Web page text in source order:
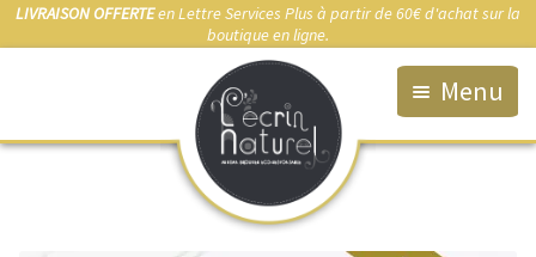
LIVRAISON OFFERTEen Lettre Services Plus à partir de 60€ d'achat sur la
boutique en ligne.
Menu
Accueil
La Boutique